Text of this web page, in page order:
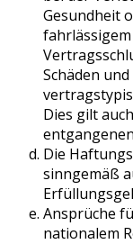
Gesundheit
Schäden
Dies gilt
Die
sinngemäß
Ansprüche
nationalem